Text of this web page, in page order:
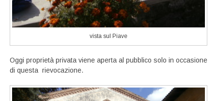
vista sul Piave
Oggi proprietà privata viene aperta al pubblico solo in occasione
di questa rievocazione.